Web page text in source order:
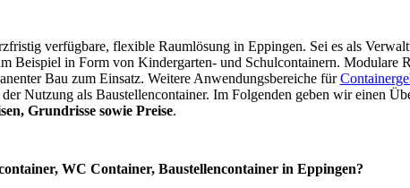
verfügbare, flexible Raumlösung in Eppingen. Sei es als
Beispiel in Form von Kindergarten- und Schulcontainern. Modulare
Bau zum Einsatz. Weitere Anwendungsbereiche für
Nutzung als Baustellencontainer. Im Folgenden geben wir einen
Grundrisse sowie Preise.
WC Container, Baustellencontainer in Eppingen?